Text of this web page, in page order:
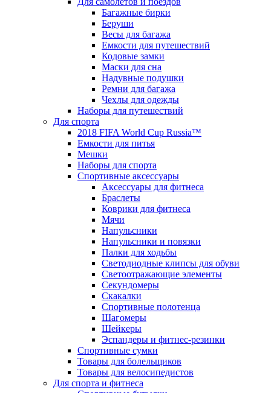
Багажные бирки
Беруши
Весы для багажа
Емкости для путешествий
Кодовые замки
Маски для сна
Надувные подушки
Ремни для багажа
Чехлы для одежды
Наборы для путешествий
Для спорта
2018 FIFA World Cup Russia™
Емкости для питья
Мешки
Наборы для спорта
Спортивные аксессуары
Аксессуары для фитнеса
Браслеты
Коврики для фитнеса
Мячи
Напульсники
Напульсники и повязки
Палки для ходьбы
Светодиодные клипсы для обуви
Светоотражающие элементы
Секундомеры
Скакалки
Спортивные полотенца
Шагомеры
Шейкеры
Эспандеры и фитнес-резинки
Спортивные сумки
Товары для болельщиков
Товары для велосипедистов
Для спорта и фитнеса